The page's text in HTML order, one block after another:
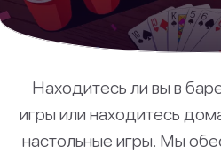
Находитесь ли вы в
игры или находитесь
настольные игры. Мы